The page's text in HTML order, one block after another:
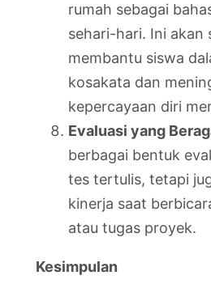
rumah sebagai
sehari-hari. Ini akan
membantu siswa
kosakata dan
kepercayaan diri
Evaluasi yang
berbagai bentuk
tes tertulis, tetapi
kinerja saat
atau tugas proyek.
Kesimpulan